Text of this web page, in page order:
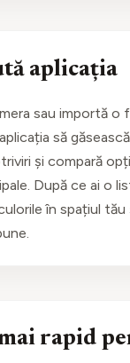
aplicația
sau importă o
să
și compară
După ce ai o
în spațiul tău
rapid